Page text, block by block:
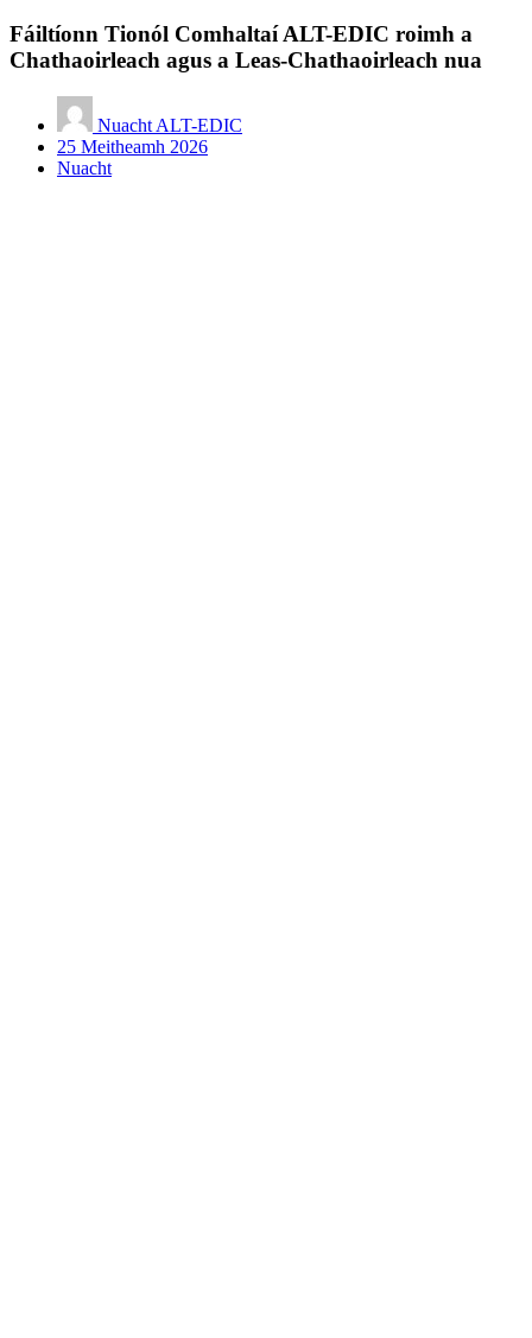
Fáiltíonn Tionól Comhaltaí ALT-EDIC roimh a
Chathaoirleach agus a Leas-Chathaoirleach nua
Nuacht ALT-EDIC
25 Meitheamh 2026
Nuacht